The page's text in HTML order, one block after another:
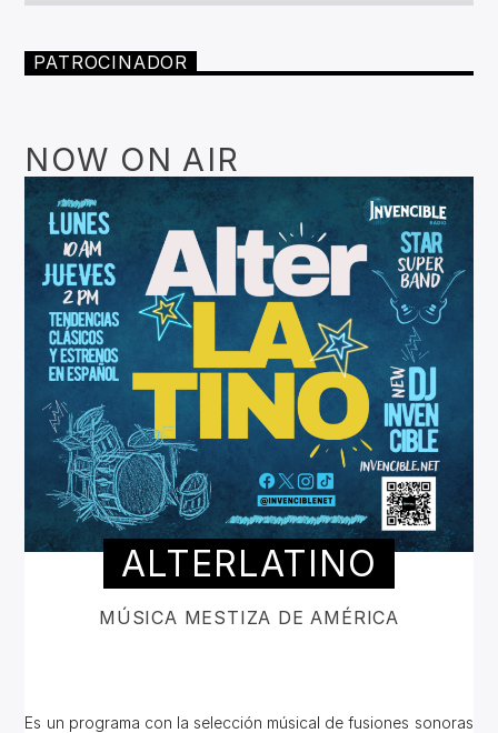
PATROCINADOR
NOW ON AIR
ALTERLATINO
MÚSICA MESTIZA DE AMÉRICA
Es un programa con la selección músical de fusiones sonoras